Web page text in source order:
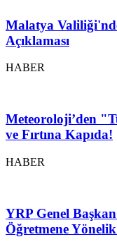
Malatya
Açıklaması
HABER
Meteoroloji’den
ve Fırtına Kapıda!
HABER
YRP Genel Başkan
Öğretmene